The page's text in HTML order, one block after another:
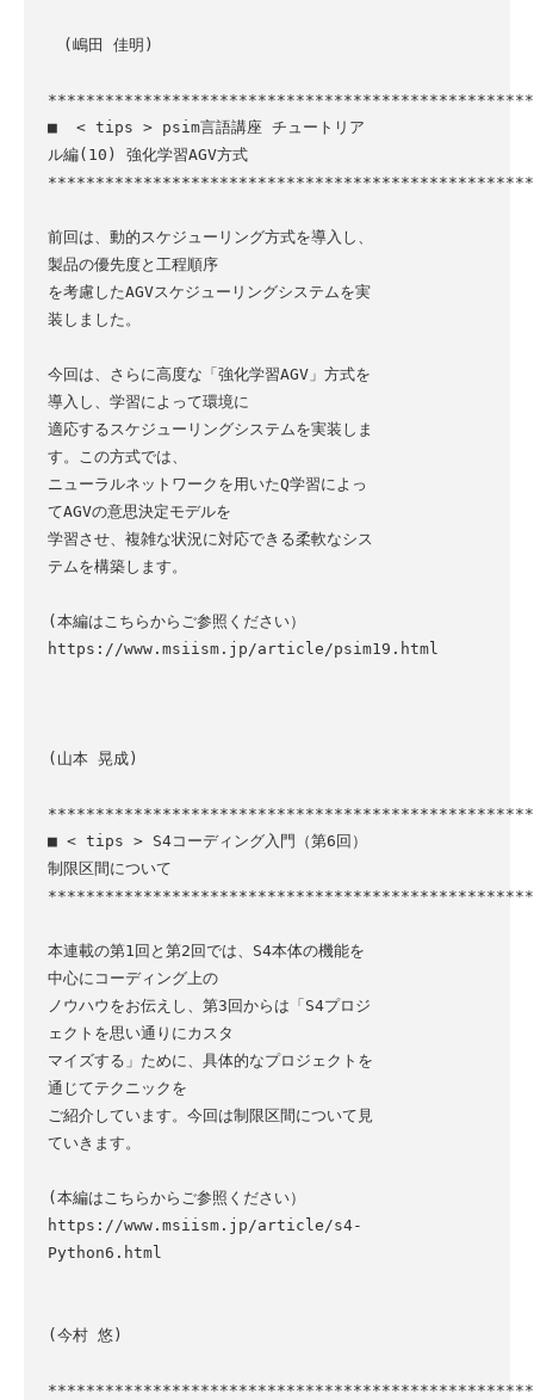
(嶋田 佳明)
■  < tips > psim言語講座 チュートリア
ル編(10) 強化学習AGV方式
前回は、動的スケジューリング方式を導入し、
製品の優先度と工程順序
を考慮したAGVスケジューリングシステムを実
装しました。
今回は、さらに高度な「強化学習AGV」方式を
導入し、学習によって環境に
適応するスケジューリングシステムを実装しま
す。この方式では、
ニューラルネットワークを用いたQ学習によっ
てAGVの意思決定モデルを
学習させ、複雑な状況に対応できる柔軟なシス
テムを構築します。
(本編はこちらからご参照ください）
https://www.msiism.jp/article/psim19.html
(山本 晃成)
■ < tips > S4コーディング入門（第6回）
制限区間について
本連載の第1回と第2回では、S4本体の機能を
中心にコーディング上の
ノウハウをお伝えし、第3回からは「S4プロジ
ェクトを思い通りにカスタ
マイズする」ために、具体的なプロジェクトを
通じてテクニックを
ご紹介しています。今回は制限区間について見
ていきます。
(本編はこちらからご参照ください）
https://www.msiism.jp/article/s4-
Python6.html
(今村 悠)